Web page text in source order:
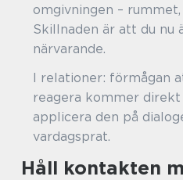
omgivningen –
Skillnaden är att du nu
närvarande.
I relationer: förmågan
reagera kommer
applicera den på
vardagsprat.
Håll kontakten